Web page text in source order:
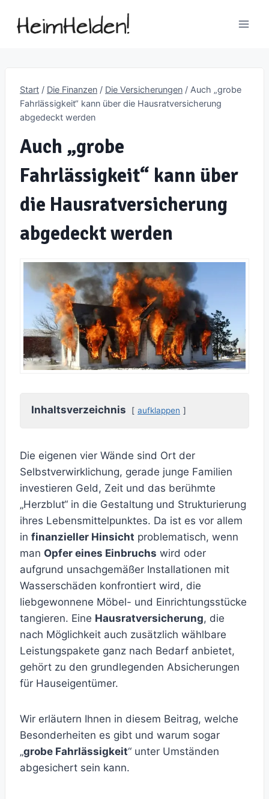
Inhalt
Start / Die Finanzen / Die Versicherungen / Auch „grobe
Fahrlässigkeit“ kann über die Hausratversicherung
abgedeckt werden
Auch „grobe
Fahrlässigkeit“ kann über
die Hausratversicherung
abgedeckt werden
Inhaltsverzeichnis aufklappen
Die eigenen vier Wände sind Ort der
Selbstverwirklichung, gerade junge Familien
investieren Geld, Zeit und das berühmte
„Herzblut“ in die Gestaltung und Strukturierung
ihres Lebensmittelpunktes. Da ist es vor allem
in finanzieller Hinsicht problematisch, wenn
man Opfer eines Einbruchs wird oder
aufgrund unsachgemäßer Installationen mit
Wasserschäden konfrontiert wird, die
liebgewonnene Möbel- und Einrichtungsstücke
tangieren. Eine Hausratversicherung, die
nach Möglichkeit auch zusätzlich wählbare
Leistungspakete ganz nach Bedarf anbietet,
gehört zu den grundlegenden Absicherungen
für Hauseigentümer.
Wir erläutern Ihnen in diesem Beitrag, welche
Besonderheiten es gibt und warum sogar
„grobe Fahrlässigkeit“ unter Umständen
abgesichert sein kann.